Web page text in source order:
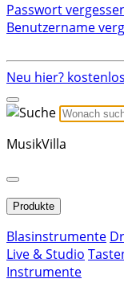
Passwort
Benutzername
Neu hier?
MusikVilla
Produkte
Blasinstrumente
Live & Studio
Instrumente